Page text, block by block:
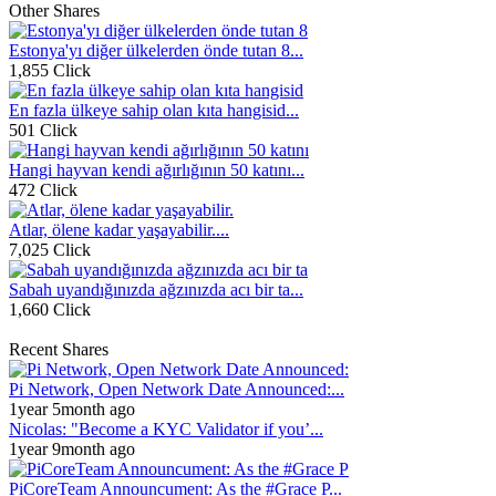
Other Shares
Estonya'yı diğer ülkelerden önde tutan 8...
1,855 Click
En fazla ülkeye sahip olan kıta hangisid...
501 Click
Hangi hayvan kendi ağırlığının 50 katını...
472 Click
Atlar, ölene kadar yaşayabilir....
7,025 Click
Sabah uyandığınızda ağzınızda acı bir ta...
1,660 Click
Recent Shares
Pi Network, Open Network Date Announced:...
1year 5month ago
Nicolas: "Become a KYC Validator if you’...
1year 9month ago
PiCoreTeam Announcument: As the #Grace P...